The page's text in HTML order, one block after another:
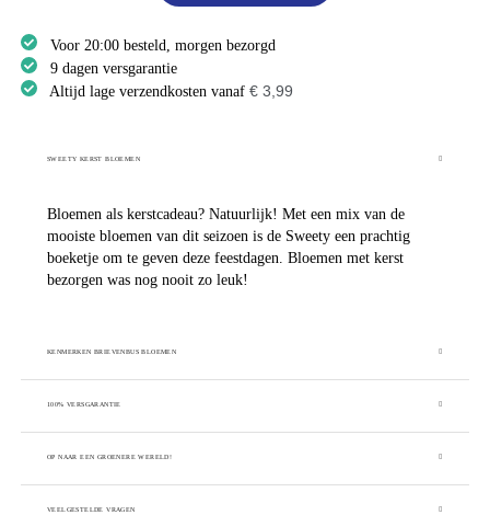
Voor 20:00 besteld, morgen bezorgd
9 dagen versgarantie
Altijd lage verzendkosten vanaf € 3,99
SWEETY KERST BLOEMEN
Bloemen als kerstcadeau? Natuurlijk! Met een mix van de
mooiste bloemen van dit seizoen is de Sweety een prachtig
boeketje om te geven deze feestdagen. Bloemen met kerst
bezorgen was nog nooit zo leuk!
KENMERKEN BRIEVENBUS BLOEMEN
100% VERSGARANTIE
OP NAAR EEN GROENERE WERELD!
VEELGESTELDE VRAGEN